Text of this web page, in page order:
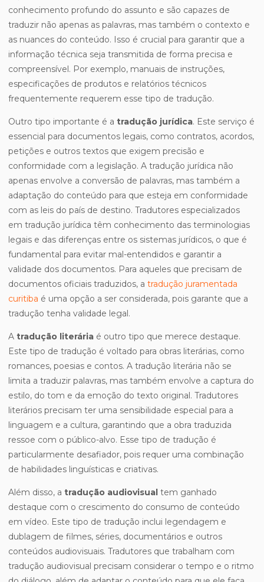
conhecimento profundo do assunto e são capazes de
traduzir não apenas as palavras, mas também o contexto e
as nuances do conteúdo. Isso é crucial para garantir que a
informação técnica seja transmitida de forma precisa e
compreensível. Por exemplo, manuais de instruções,
especificações de produtos e relatórios técnicos
frequentemente requerem esse tipo de tradução.
Outro tipo importante é a tradução jurídica. Este serviço é
essencial para documentos legais, como contratos, acordos,
petições e outros textos que exigem precisão e
conformidade com a legislação. A tradução jurídica não
apenas envolve a conversão de palavras, mas também a
adaptação do conteúdo para que esteja em conformidade
com as leis do país de destino. Tradutores especializados
em tradução jurídica têm conhecimento das terminologias
legais e das diferenças entre os sistemas jurídicos, o que é
fundamental para evitar mal-entendidos e garantir a
validade dos documentos. Para aqueles que precisam de
documentos oficiais traduzidos, a tradução juramentada
curitiba é uma opção a ser considerada, pois garante que a
tradução tenha validade legal.
A tradução literária é outro tipo que merece destaque.
Este tipo de tradução é voltado para obras literárias, como
romances, poesias e contos. A tradução literária não se
limita a traduzir palavras, mas também envolve a captura do
estilo, do tom e da emoção do texto original. Tradutores
literários precisam ter uma sensibilidade especial para a
linguagem e a cultura, garantindo que a obra traduzida
ressoe com o público-alvo. Esse tipo de tradução é
particularmente desafiador, pois requer uma combinação
de habilidades linguísticas e criativas.
Além disso, a tradução audiovisual tem ganhado
destaque com o crescimento do consumo de conteúdo
em vídeo. Este tipo de tradução inclui legendagem e
dublagem de filmes, séries, documentários e outros
conteúdos audiovisuais. Tradutores que trabalham com
tradução audiovisual precisam considerar o tempo e o ritmo